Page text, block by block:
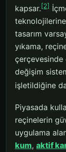
kapsar.[2]
tasarım
yıkama,
çerçevesinde
değişim
işletildiğine
Piyasada
reçinelerin
uygulama
kum, aktif